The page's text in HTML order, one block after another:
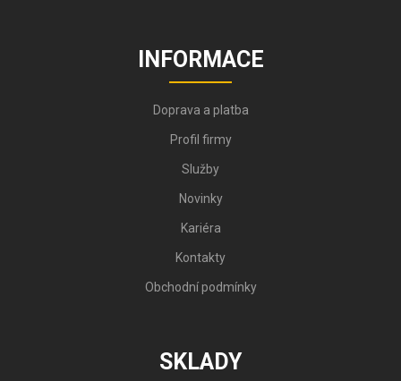
INFORMACE
Doprava a platba
Profil firmy
Služby
Novinky
Kariéra
Kontakty
Obchodní podmínky
SKLADY